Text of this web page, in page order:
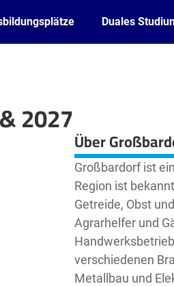
Duales
2027
contributors Über
Großbardorf ist
Region ist
Getreide, Obst
Agrarhelfer und
verschiedenen
Metallbau und